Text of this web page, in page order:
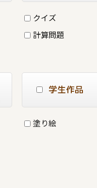
クイズ
計算問題
学生作品
塗り絵